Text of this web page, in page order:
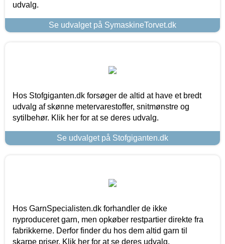
udvalg.
Se udvalget på SymaskineTorvet.dk
Hos Stofgiganten.dk forsøger de altid at have et bredt
udvalg af skønne metervarestoffer, snitmønstre og
sytilbehør. Klik her for at se deres udvalg.
Se udvalget på Stofgiganten.dk
Hos GarnSpecialisten.dk forhandler de ikke
nyproduceret garn, men opkøber restpartier direkte fra
fabrikkerne. Derfor finder du hos dem altid garn til
skarpe priser. Klik her for at se deres udvalg.